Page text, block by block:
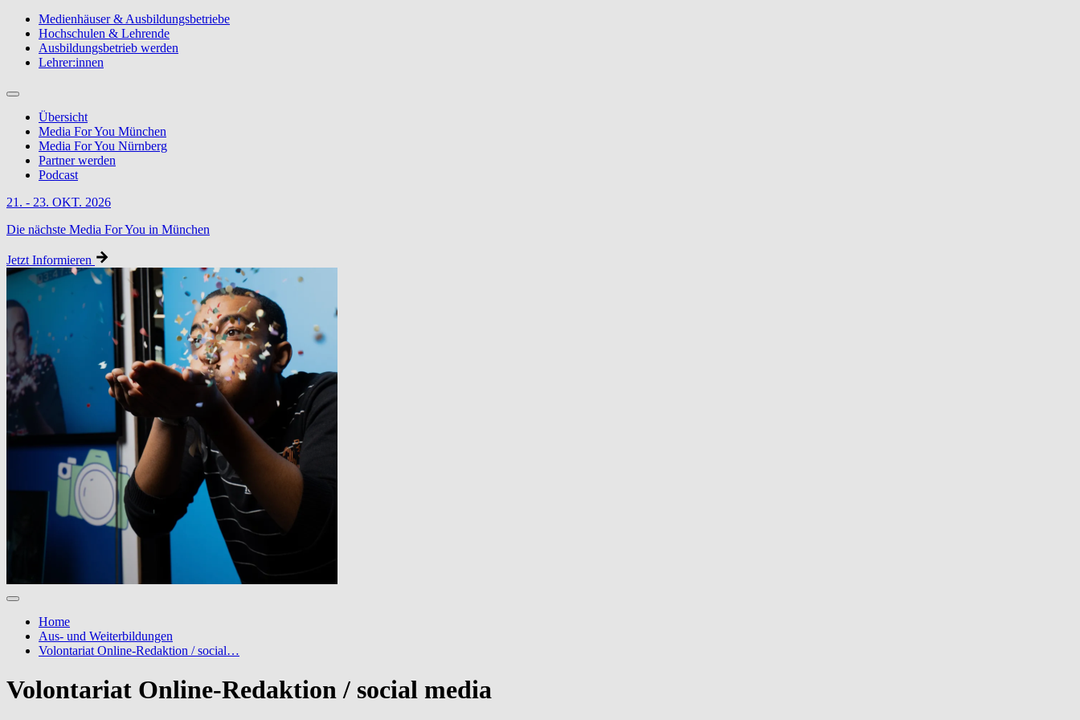
Medienhäuser & Ausbildungsbetriebe
Hochschulen & Lehrende
Ausbildungsbetrieb werden
Lehrer:innen
Übersicht
Media For You München
Media For You Nürnberg
Partner werden
Podcast
21. - 23. OKT. 2026
Die nächste Media For You in München
Jetzt Informieren
Home
Aus- und Weiterbildungen
Volontariat Online-Redaktion / social…
Volontariat Online-Redaktion / social media